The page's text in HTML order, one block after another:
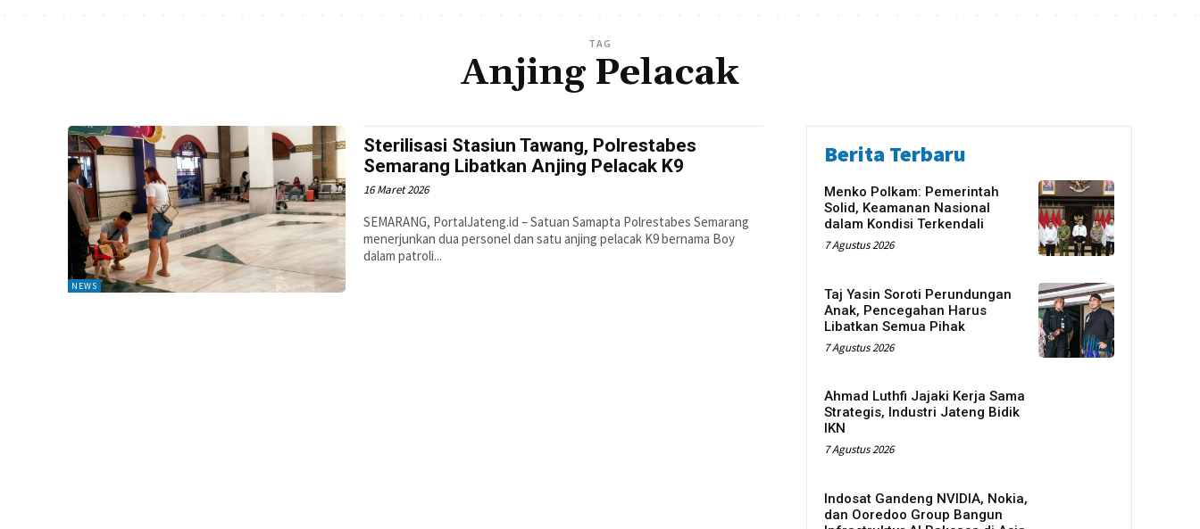
TAG
Anjing Pelacak
NEWS
Sterilisasi Stasiun Tawang, Polrestabes
Semarang Libatkan Anjing Pelacak K9
16 Maret 2026
SEMARANG, PortalJateng.id – Satuan Samapta Polrestabes Semarang
menerjunkan dua personel dan satu anjing pelacak K9 bernama Boy
dalam patroli...
Berita Terbaru
Menko Polkam: Pemerintah
Solid, Keamanan Nasional
dalam Kondisi Terkendali
7 Agustus 2026
Taj Yasin Soroti Perundungan
Anak, Pencegahan Harus
Libatkan Semua Pihak
7 Agustus 2026
Ahmad Luthfi Jajaki Kerja Sama
Strategis, Industri Jateng Bidik
IKN
7 Agustus 2026
Indosat Gandeng NVIDIA, Nokia,
dan Ooredoo Group Bangun